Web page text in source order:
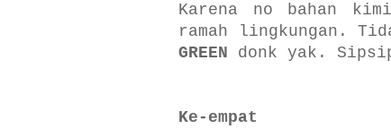
Karena no bahan
ramah lingkungan.
GREEN donk yak.
Ke-empat